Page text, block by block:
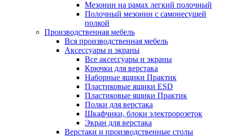
Мезонин на рамах легкий полочный
Полочный мезонин с самонесущей
полкой
Производственная мебель
Вся производственная мебель
Аксессуары и экраны
Все аксессуары и экраны
Крючки для верстака
Наборные ящики Практик
Пластиковые ящики ESD
Пластиковые ящики Практик
Полки для верстака
Шкафчики, блоки электророзеток
Экран для верстака
Верстаки и производственные столы